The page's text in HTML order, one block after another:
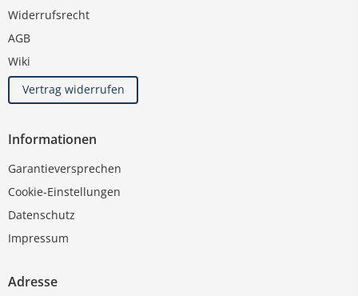
Widerrufsrecht
AGB
Wiki
Vertrag widerrufen
Informationen
Garantieversprechen
Cookie-Einstellungen
Datenschutz
Impressum
Adresse